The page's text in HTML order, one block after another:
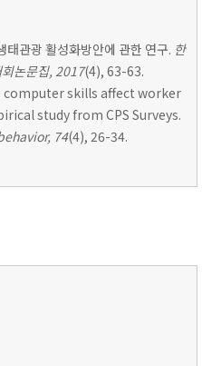
관광 활성화방안에 관한 연구. 한
논문집, 2017(4), 63-63.
computer skills affect worker
study from CPS Surveys.
74(4), 26-34.